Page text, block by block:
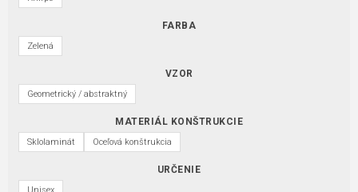
FARBA
Zelená
VZOR
Geometrický / abstraktný
MATERIÁL KONŠTRUKCIE
Sklolaminát Oceľová konštrukcia
URČENIE
Unisex